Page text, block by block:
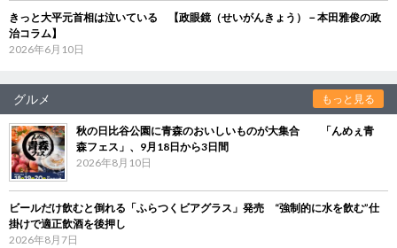
きっと大平元首相は泣いている 【政眼鏡（せいがんきょう）－本田雅俊の政
治コラム】
2026年6月10日
グルメ もっと見る
秋の日比谷公園に青森のおいしいものが大集合 「んめぇ青
森フェス」、9月18日から3日間
2026年8月10日
ビールだけ飲むと倒れる「ふらつくビアグラス」発売 “強制的に水を飲む”仕
掛けで適正飲酒を後押し
2026年8月7日